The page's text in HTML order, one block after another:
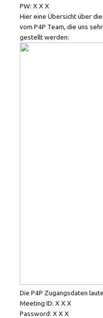
PW: X X X
Hier eine Übersicht über
vom P4P Team, die uns
gestellt werden:
Die P4P Zugangsdaten
Meeting ID: X X X
Password: X X X